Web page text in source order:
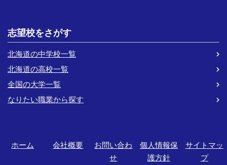
志望校をさがす
北海道の中学校一覧
北海道の高校一覧
全国の大学一覧
なりたい職業から探す
ホーム 会社概要
お問い合わ
せ
個人情報保
護方針
サイトマッ
プ